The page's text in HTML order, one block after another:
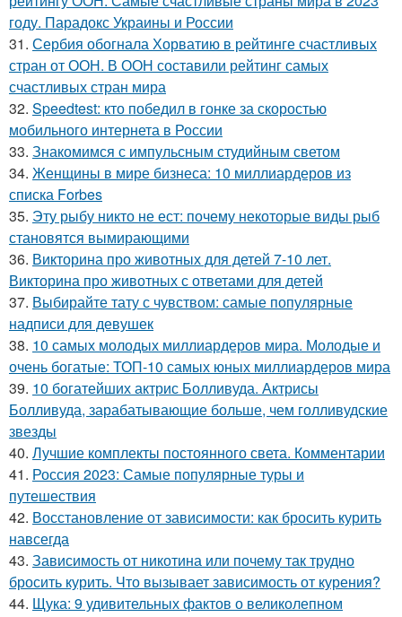
году. Парадокс Украины и России
31. Сербия обогнала Хорватию в рейтинге счастливых
стран от ООН. В ООН составили рейтинг самых
счастливых стран мира
32. Speedtest: кто победил в гонке за скоростью
мобильного интернета в России
33. Знакомимся с импульсным студийным светом
34. Женщины в мире бизнеса: 10 миллиардеров из
списка Forbes
35. Эту рыбу никто не ест: почему некоторые виды рыб
становятся вымирающими
36. Викторина про животных для детей 7-10 лет.
Викторина про животных с ответами для детей
37. Выбирайте тату с чувством: самые популярные
надписи для девушек
38. 10 самых молодых миллиардеров мира. Молодые и
очень богатые: ТОП-10 самых юных миллиардеров мира
39. 10 богатейших актрис Болливуда. Актрисы
Болливуда, зарабатывающие больше, чем голливудские
звезды
40. Лучшие комплекты постоянного света. Комментарии
41. Россия 2023: Самые популярные туры и
путешествия
42. Восстановление от зависимости: как бросить курить
навсегда
43. Зависимость от никотина или почему так трудно
бросить курить. Что вызывает зависимость от курения?
44. Щука: 9 удивительных фактов о великолепном